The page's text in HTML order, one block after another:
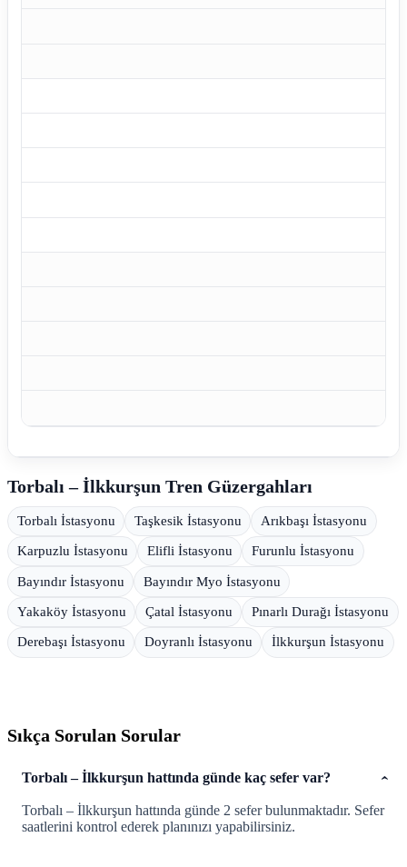
Torbalı – İlkkurşun Tren Güzergahları
Torbalı İstasyonu Taşkesik İstasyonu Arıkbaşı İstasyonu
Karpuzlu İstasyonu Elifli İstasyonu Furunlu İstasyonu
Bayındır İstasyonu Bayındır Myo İstasyonu
Yakaköy İstasyonu Çatal İstasyonu Pınarlı Durağı İstasyonu
Derebaşı İstasyonu Doyranlı İstasyonu İlkkurşun İstasyonu
Sıkça Sorulan Sorular
Torbalı – İlkkurşun hattında günde kaç sefer var?
Torbalı – İlkkurşun hattında günde 2 sefer bulunmaktadır. Sefer
saatlerini kontrol ederek planınızı yapabilirsiniz.